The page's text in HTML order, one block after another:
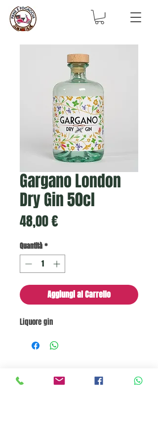
Gargano London
Dry Gin 50cl
48,00 €Prezzo
Quantità*
Aggiungi al Carrello
Liquore gin